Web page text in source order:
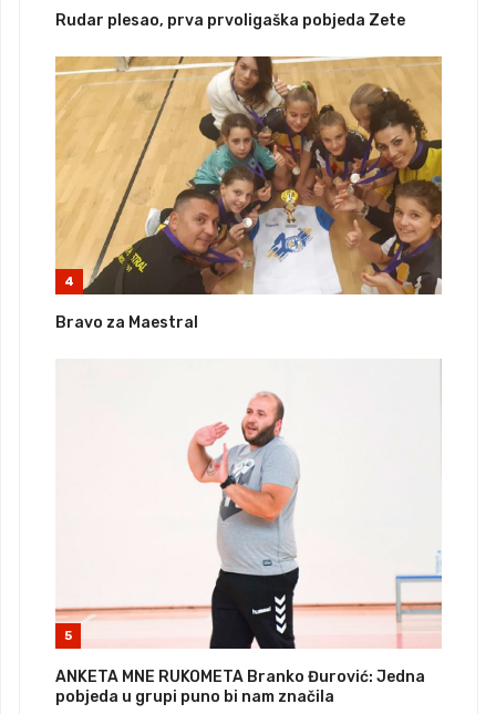
Rudar plesao, prva prvoligaška pobjeda Zete
4
Bravo za Maestral
5
ANKETA MNE RUKOMETA Branko Đurović: Jedna
pobjeda u grupi puno bi nam značila